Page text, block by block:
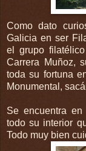
Como dato
Galicia en ser
el grupo
Carrera
Muñoz,
toda su fortuna
Monumental,
Se encuentra en
todo su interior
Todo muy bien